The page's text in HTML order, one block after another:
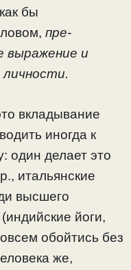
как бы
пре­
выражение и
вкладывание
иногда к
один делает это
италь­янские
высшего
йоги,
обойтись без
же,